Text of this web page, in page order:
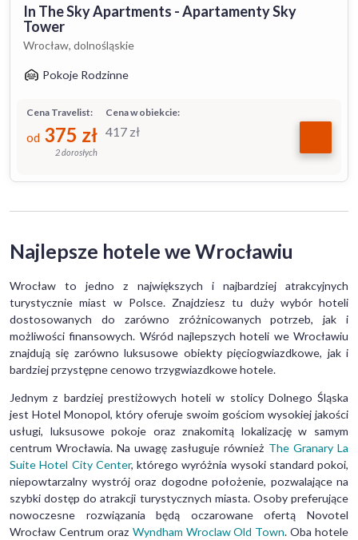
In The Sky Apartments - Apartamenty Sky
Tower
Wrocław, dolnośląskie
Pokoje Rodzinne
Cena w obiekcie:
417 zł
Cena Travelist:
od 375 zł
2 dorosłych
Najlepsze hotele we Wrocławiu
Wrocław to jedno z największych i najbardziej atrakcyjnych
turystycznie miast w Polsce. Znajdziesz tu duży wybór hoteli
dostosowanych do zarówno zróżnicowanych potrzeb, jak i
możliwości finansowych. Wśród najlepszych hoteli we Wrocławiu
znajdują się zarówno luksusowe obiekty pięciogwiazdkowe, jak i
bardziej przystępne cenowo trzygwiazdkowe hotele.
Jednym z bardziej prestiżowych hoteli w stolicy Dolnego Śląska
jest Hotel Monopol, który oferuje swoim gościom wysokiej jakości
usługi, luksusowe pokoje oraz znakomitą lokalizację w samym
centrum Wrocławia. Na uwagę zasługuje również The Granary La
Suite Hotel City Center, którego wyróżnia wysoki standard pokoi,
niepowtarzalny wystrój oraz dogodne położenie, pozwalające na
szybki dostęp do atrakcji turystycznych miasta. Osoby preferujące
nowoczesne rozwiązania będą oczarowane ofertą Novotel
Wrocław Centrum oraz Wyndham Wroclaw Old Town. Oba hotele